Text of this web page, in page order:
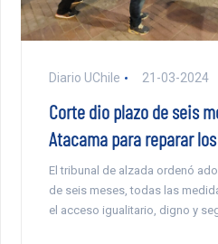
Diario UChile 21-03-2024
Corte dio plazo de seis
Atacama para reparar
El tribunal de alzada ordenó
de seis meses, todas las
el acceso igualitario, digno y